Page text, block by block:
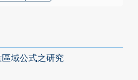
域公式之研究